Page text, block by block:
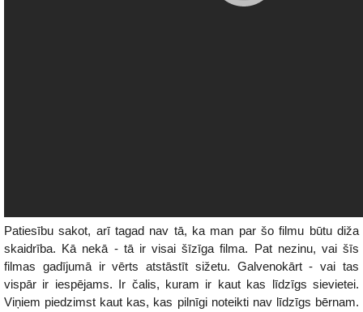
Patiesību sakot, arī tagad nav tā, ka man par šo filmu būtu diža
skaidrība. Kā nekā - tā ir visai šīzīga filma. Pat nezinu, vai šīs
filmas gadījumā ir vērts atstāstīt sižetu. Galvenokārt - vai tas
vispār ir iespējams. Ir čalis, kuram ir kaut kas līdzīgs sievietei.
Viņiem piedzimst kaut kas, kas pilnīgi noteikti nav līdzīgs bērnam.